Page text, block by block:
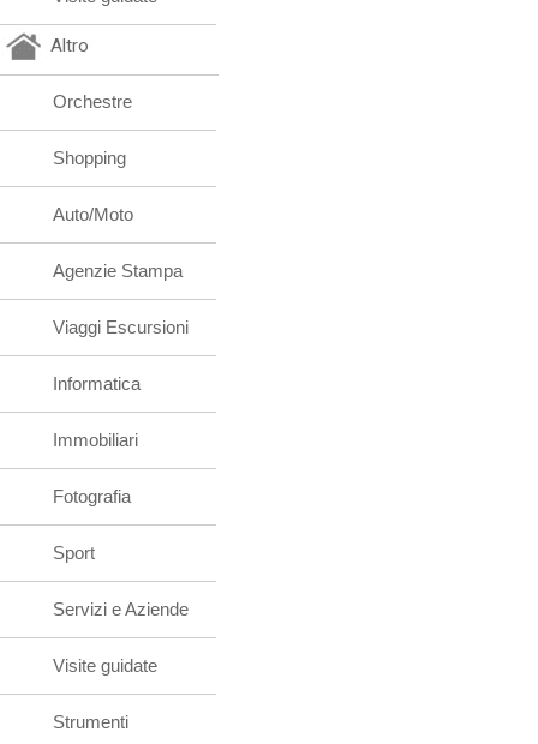
Altro
Orchestre
Shopping
Auto/Moto
Agenzie Stampa
Viaggi Escursioni
Informatica
Immobiliari
Fotografia
Sport
Servizi e Aziende
Visite guidate
Strumenti